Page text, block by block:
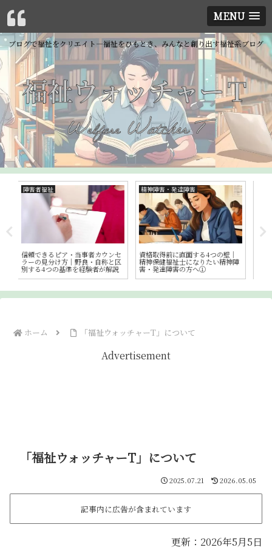
MENU
ブログで福祉をクリエイト―福祉をひもとき、みんなと創り出す福祉系ブログ
精神障害・発達障害
資格取得前に直面する4つの壁｜
精神保健福祉士になりたい精神障
害・発達障害の方へ①
障害者福祉
合理的配慮とクレームの違い―障
害者差別解消法改正を機に事例と
ともに考える
ホーム 「福祉ウォッチャーT」について
Advertisement
「福祉ウォッチャーT」について
2025.07.21 2026.05.05
記事内に広告が含まれています
更新：2026年5月5日